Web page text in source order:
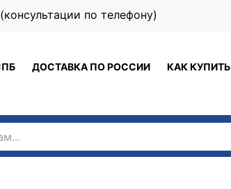
по телефону)
ДОСТАВКА ПО РОССИИ КАК КУПИТЬ